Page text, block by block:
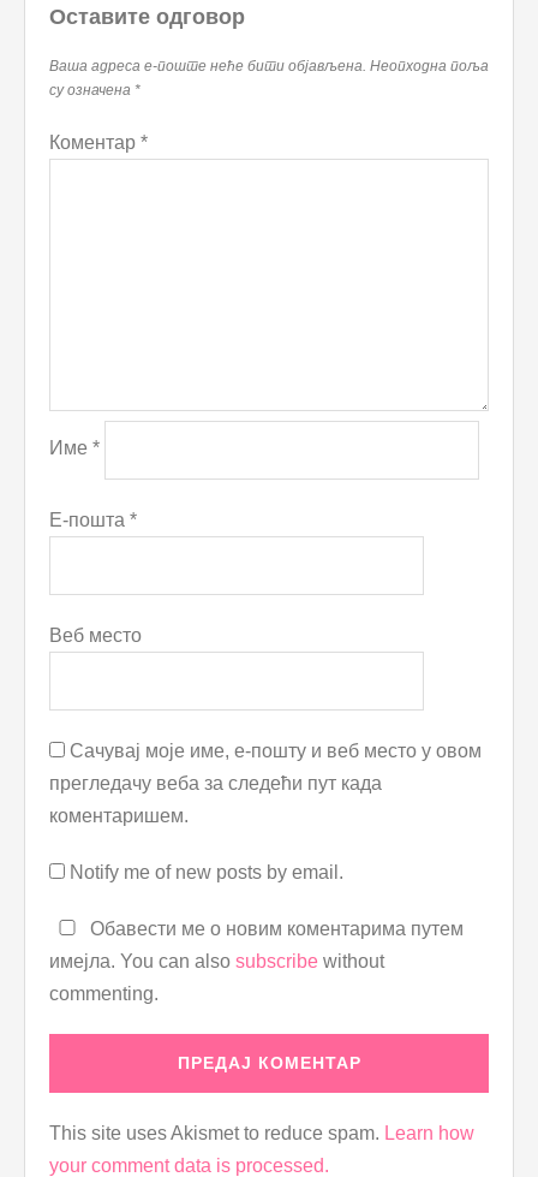
Оставите одговор
Ваша адреса е-поште неће бити објављена. Неопходна поља
су означена *
Коментар *
Име *
Е-пошта *
Веб место
Сачувај моје име, е-пошту и веб место у овом
прегледачу веба за следећи пут када
коментаришем.
Notify me of new posts by email.
Обавести ме о новим коментарима путем
имејла. You can also subscribe without
commenting.
This site uses Akismet to reduce spam. Learn how
your comment data is processed.